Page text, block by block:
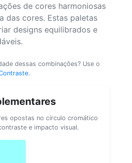
de cores harmoniosas
das cores. Estas paletas
designs equilibrados e
dessas combinações? Use o
.
opostas no círculo cromático
e impacto visual.